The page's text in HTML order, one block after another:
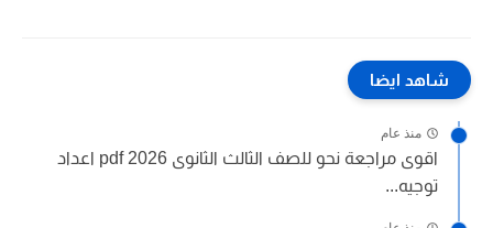
شاهد ايضا
منذ عام
اقوى مراجعة نحو للصف الثالث الثانوى 2026 pdf اعداد
توجيه...